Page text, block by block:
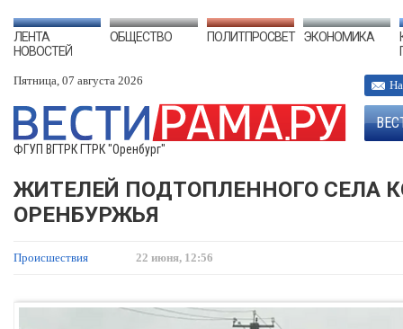
ЛЕНТА
НОВОСТЕЙ
ОБЩЕСТВО ПОЛИТПРОСВЕТ ЭКОНОМИКА
Пятница, 07 августа 2026
ФГУП ВГТРК ГТРК "Оренбург"
ЖИТЕЛЕЙ ПОДТОПЛЕННОГО СЕЛА
ОРЕНБУРЖЬЯ
Происшествия 22 июня, 12:56